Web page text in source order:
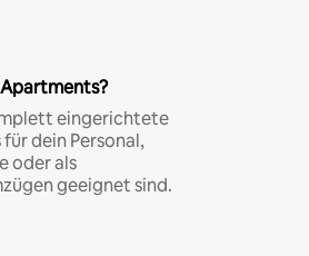
eingerichtete
dein Personal,
oder als
geeignet sind.